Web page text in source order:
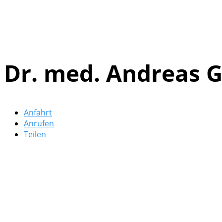
Dr. med. Andreas
Anfahrt
Anrufen
Teilen